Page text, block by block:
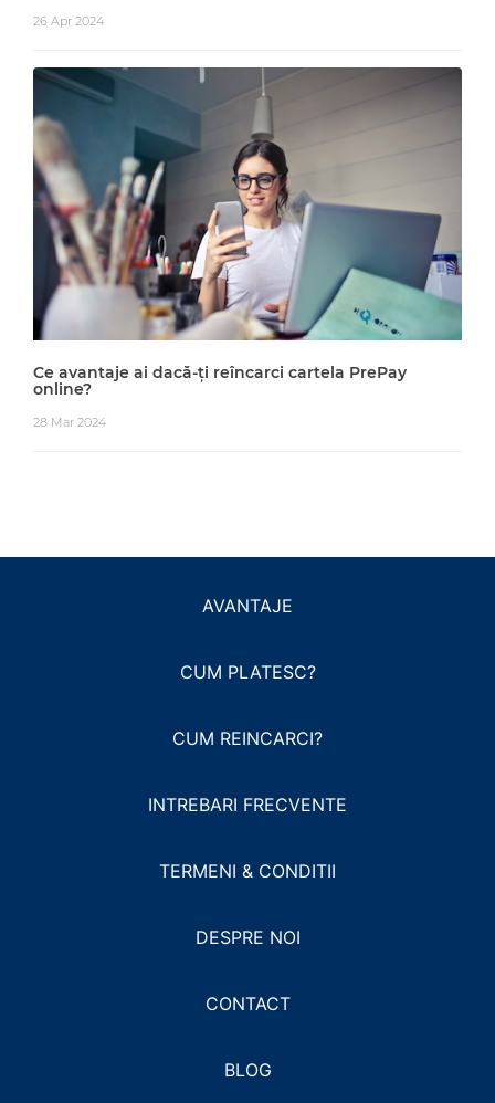
26 Apr 2024
Ce avantaje ai dacă-ți reîncarci cartela PrePay
online?
28 Mar 2024
AVANTAJE
CUM PLATESC?
CUM REINCARCI?
INTREBARI FRECVENTE
TERMENI & CONDITII
DESPRE NOI
CONTACT
BLOG